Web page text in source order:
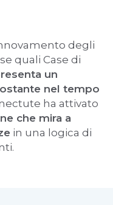
degli
quali Case di
un
nel tempo
ha attivato
che mira a
in una logica di